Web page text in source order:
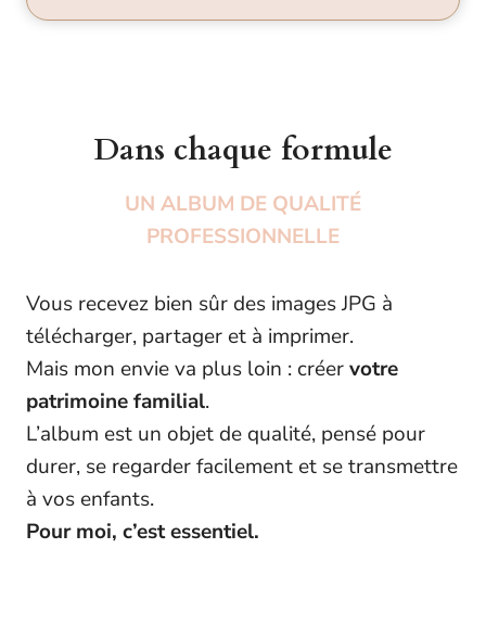
Dans chaque formule
UN ALBUM DE QUALITÉ
PROFESSIONNELLE
Vous recevez bien sûr des images JPG à
télécharger, partager et à imprimer.
Mais mon envie va plus loin : créervotre
patrimoine familial.
L’album est un objet de qualité, pensé pour
durer, se regarder facilement et se transmettre
à vos enfants.
Pour moi, c’est essentiel.